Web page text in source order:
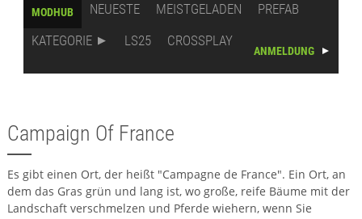
MODHUB NEUESTE MEISTGELADEN
PREFAB
KATEGORIE
LS25 CROSSPLAY
ANMELDUNG
Campaign Of France
Es gibt einen Ort, der heißt "Campagne de France". Ein Ort, an
dem das Gras grün und lang ist, wo große, reife Bäume mit der
Landschaft verschmelzen und Pferde wiehern, wenn Sie